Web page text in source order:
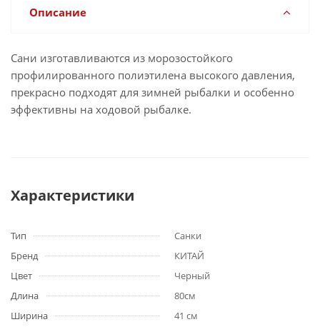
Описание
Сани изготавливаются из морозостойкого
профилированного полиэтилена высокого давления,
прекрасно подходят для зимней рыбалки и особенно
эффективны на ходовой рыбалке.
Характеристики
Тип
Санки
Бренд
КИТАЙ
Цвет
Черный
Длина
80см
Ширина
41 см